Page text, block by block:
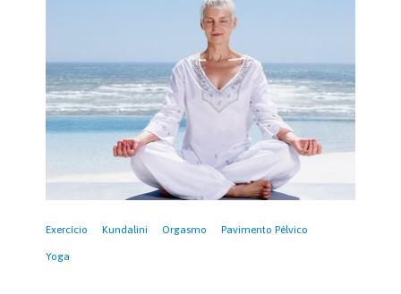
Exercício Kundalini Orgasmo Pavimento Pélvico
Yoga